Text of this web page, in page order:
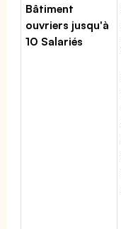
Bâtiment
ouvriers jusqu'à
10 Salariés